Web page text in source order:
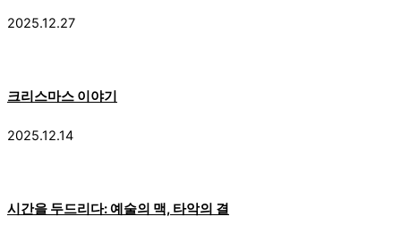
2025.12.27
크리스마스 이야기
2025.12.14
시간을 두드리다: 예술의 맥, 타악의 결